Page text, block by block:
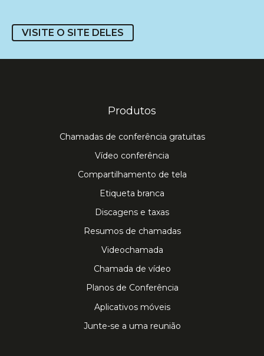
VISITE O SITE DELES
Produtos
Chamadas de conferência gratuitas
Vídeo conferência
Compartilhamento de tela
Etiqueta branca
Discagens e taxas
Resumos de chamadas
Videochamada
Chamada de vídeo
Planos de Conferência
Aplicativos móveis
Junte-se a uma reunião